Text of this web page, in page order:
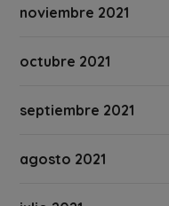
noviembre 2021
octubre 2021
septiembre 2021
agosto 2021